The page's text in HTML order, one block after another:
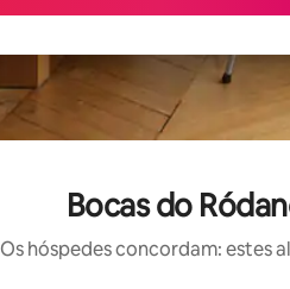
Bocas do
Os hóspedes concordam: estes